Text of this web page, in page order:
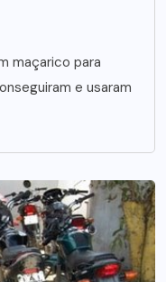
maçarico para
e usaram